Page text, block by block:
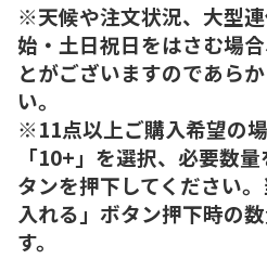
※天候や注文状況、大型
始・土日祝日をはさむ場
とがございますのであら
い。
※11点以上ご購入希望の
「10+」を選択、必要数
タンを押下してください
入れる」ボタン押下時の
す。